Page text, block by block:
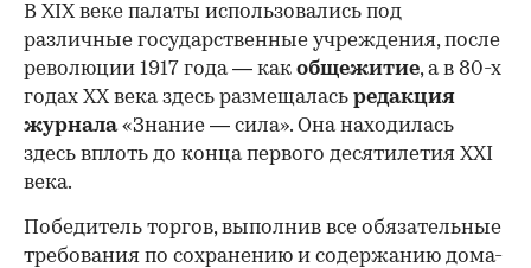
В XIX веке палаты использовались под
различные государственные учреждения, после
революции 1917 года — как общежитие, а в 80-х
годах XX века здесь размещалась редакция
журнала«Знание — сила». Она находилась
здесь вплоть до конца первого десятилетия XXI
века.
Победитель торгов, выполнив все обязательные
требования по сохранению и содержанию дома-